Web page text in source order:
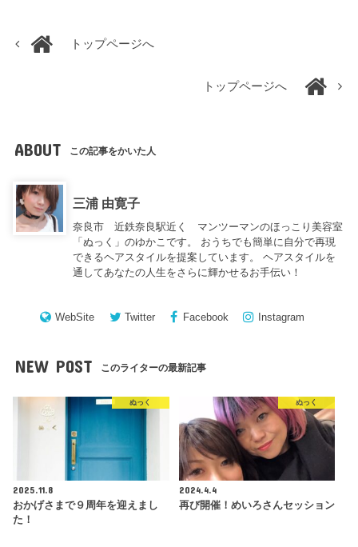
トップページへ
トップページへ
ABOUT この記事をかいた人
三浦 由寛子
奈良市 近鉄奈良駅近く マンツーマンのほっこり美容室
「ぬっく」のゆかこです。 おうちでも簡単に自分で再現
できるヘアスタイルを提案しています。 ヘアスタイルを
通してあなたの人生をさらに輝かせるお手伝い！
WebSite Twitter Facebook Instagram
NEW POST このライターの最新記事
ぬっく
2025.11.8
おかげさまで９周年を迎えまし
た！
ぬっく
2024.4.4
再び開催！めいろさんセッション